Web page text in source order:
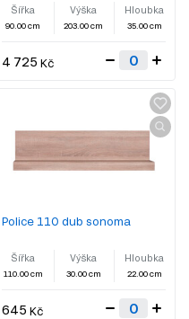
Šířka
90.00 cm
Výška
203.00 cm
Hloubka
35.00 cm
4 725 Kč
Police 110 dub sonoma
Šířka
110.00 cm
Výška
30.00 cm
Hloubka
22.00 cm
645 Kč